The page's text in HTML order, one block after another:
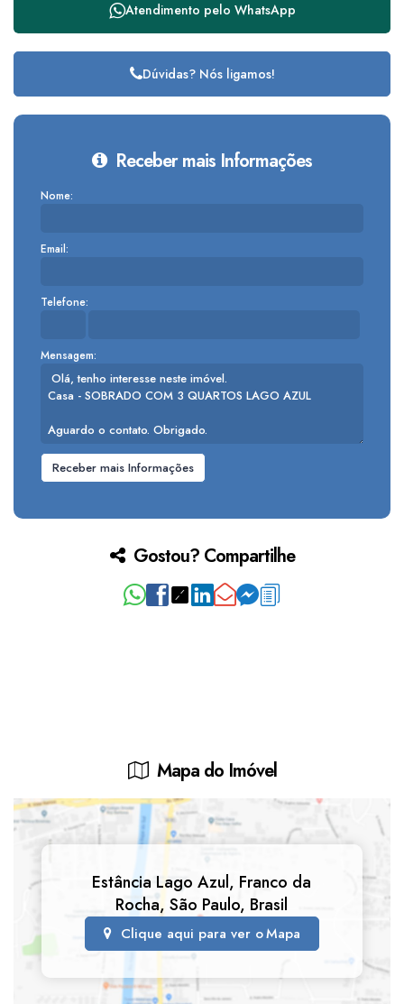
Atendimento pelo WhatsApp
Dúvidas? Nós ligamos!
Receber mais Informações
Nome:
Email:
Telefone:
Mensagem:
Gostou? Compartilhe
Mapa do Imóvel
Estância Lago Azul, Franco da
Rocha,São Paulo, Brasil
Clique aqui para ver oMapa